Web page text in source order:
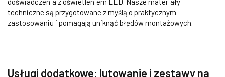
techniczne są przygotowane z myślą o praktycznym
zastosowaniu i pomagają uniknąć błędów montażowych.
Usługi dodatkowe: lutowanie i zestawy na